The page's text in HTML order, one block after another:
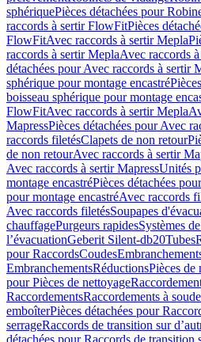
sphériquePièces détachées pour
raccords à sertir FlowFitPièces
FlowFitAvec raccords à sertir Mepla
raccords à sertir MeplaAvec raccords
détachées pour Avec raccords à sertir
sphérique pour montage encastré
boisseau sphérique pour montage
FlowFitAvec raccords à sertir Mepla
MapressPièces détachées pour Avec
raccords filetésClapets de non retour
de non retourAvec raccords à sertir
Avec raccords à sertir MapressUnités
montage encastréPièces détachées
pour montage encastréAvec raccords
Avec raccords filetésSoupapes
chauffagePurgeurs rapidesSystèmes
l’évacuationGeberit Silent-db20Tubes
pour RaccordsCoudes
EmbranchementsRéductionsPièces de
pour Pièces de nettoyage
RaccordementsRaccordements à
emboîterPièces détachées pour
serrageRaccords de transition sur
détachées pour Raccords de transition